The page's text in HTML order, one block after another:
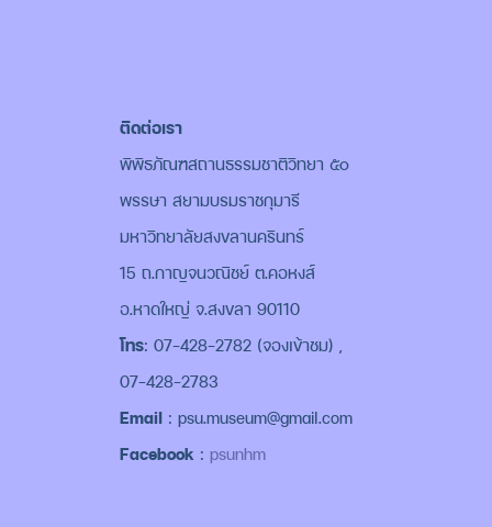
ติดต่อเรา
พิพิธภัณฑสถานธรรมชาติวิทยา ๕๐
พรรษา สยามบรมราชกุมารี
มหาวิทยาลัยสงขลานครินทร์
15 ถ.กาญจนวณิชย์ ต.คอหงส์
อ.หาดใหญ่ จ.สงขลา 90110
โทร: 07-428-2782 (จองเข้าชม) ,
07-428-2783
Email: psu.museum@gmail.com
Facebook : psunhm